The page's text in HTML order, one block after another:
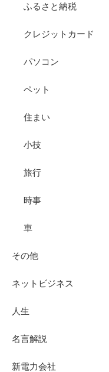
ふるさと納税
クレジットカード
パソコン
ペット
住まい
小技
旅行
時事
車
その他
ネットビジネス
人生
名言解説
新電力会社